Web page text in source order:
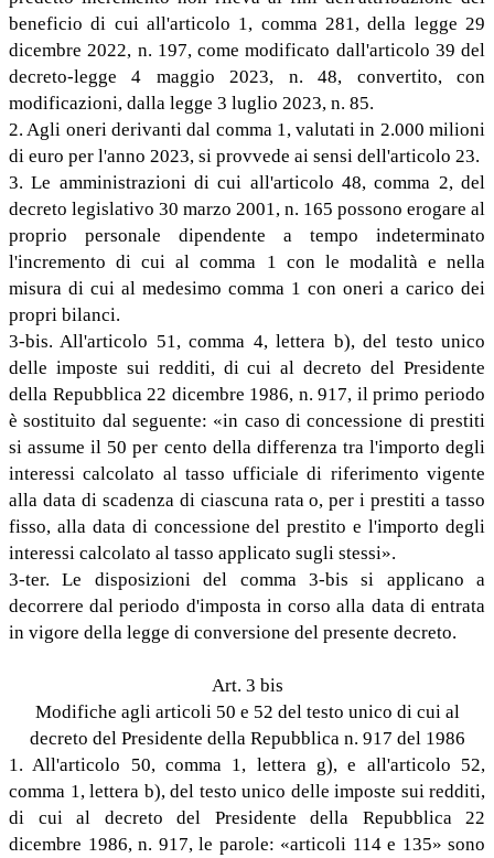
beneficio di cui all'articolo 1, comma 281, della legge 29
dicembre 2022, n. 197, come modificato dall'articolo 39 del
decreto-legge 4 maggio 2023, n. 48, convertito, con
modificazioni, dalla legge 3 luglio 2023, n. 85.
2. Agli oneri derivanti dal comma 1, valutati in 2.000 milioni
di euro per l'anno 2023, si provvede ai sensi dell'articolo 23.
3. Le amministrazioni di cui all'articolo 48, comma 2, del
decreto legislativo 30 marzo 2001, n. 165 possono erogare al
proprio personale dipendente a tempo indeterminato
l'incremento di cui al comma 1 con le modalità e nella
misura di cui al medesimo comma 1 con oneri a carico dei
propri bilanci.
3-bis. All'articolo 51, comma 4, lettera b), del testo unico
delle imposte sui redditi, di cui al decreto del Presidente
della Repubblica 22 dicembre 1986, n. 917, il primo periodo
è sostituito dal seguente: «in caso di concessione di prestiti
si assume il 50 per cento della differenza tra l'importo degli
interessi calcolato al tasso ufficiale di riferimento vigente
alla data di scadenza di ciascuna rata o, per i prestiti a tasso
fisso, alla data di concessione del prestito e l'importo degli
interessi calcolato al tasso applicato sugli stessi».
3-ter. Le disposizioni del comma 3-bis si applicano a
decorrere dal periodo d'imposta in corso alla data di entrata
in vigore della legge di conversione del presente decreto.
Art. 3 bis
Modifiche agli articoli 50 e 52 del testo unico di cui al
decreto del Presidente della Repubblica n. 917 del 1986
1. All'articolo 50, comma 1, lettera g), e all'articolo 52,
comma 1, lettera b), del testo unico delle imposte sui redditi,
di cui al decreto del Presidente della Repubblica 22
dicembre 1986, n. 917, le parole: «articoli 114 e 135» sono